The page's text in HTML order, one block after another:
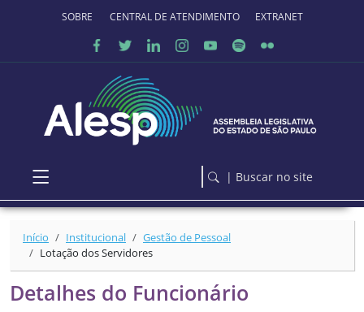
Ir para o conteúdo principal
SOBRE O PORTALCENTRAL DE ATENDIMENTO EXTRANET
| Buscar no site
Início Institucional
Gestão de Pessoal
Lotação dos Servidores
Detalhes do Funcionário